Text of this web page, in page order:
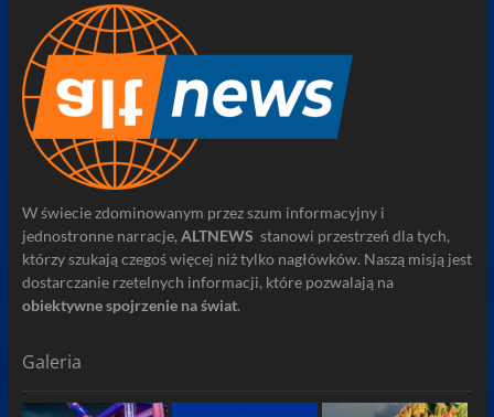
W świecie zdominowanym przez szum informacyjny i
jednostronne narracje, ALTNEWS stanowi przestrzeń dla tych,
którzy szukają czegoś więcej niż tylko nagłówków. Naszą misją jest
dostarczanie rzetelnych informacji, które pozwalają na
obiektywne spojrzenie na świat.
Galeria